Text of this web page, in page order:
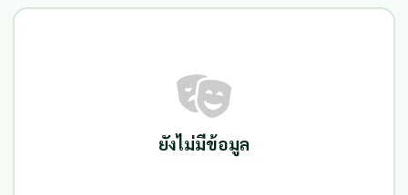
ยังไม่มีข้อมูล